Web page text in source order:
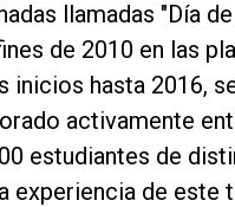
llamadas "Día
de 2010 en las
inicios hasta 2016,
activamente
estudiantes de
experiencia de este